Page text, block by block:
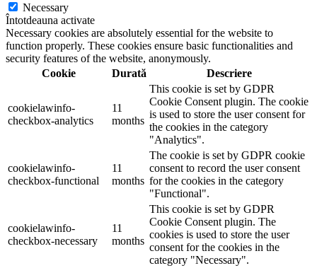
Necessary
Întotdeauna activate
Necessary cookies are absolutely essential for the website to
function properly. These cookies ensure basic functionalities and
security features of the website, anonymously.
Cookie
Durată Descriere
cookielawinfo-
checkbox-analytics
11
months
This cookie is set by GDPR
Cookie Consent plugin. The cookie
is used to store the user consent for
the cookies in the category
"Analytics".
cookielawinfo-
checkbox-functional
11
months
The cookie is set by GDPR cookie
consent to record the user consent
for the cookies in the category
"Functional".
cookielawinfo-
checkbox-necessary
11
months
This cookie is set by GDPR
Cookie Consent plugin. The
cookies is used to store the user
consent for the cookies in the
category "Necessary".